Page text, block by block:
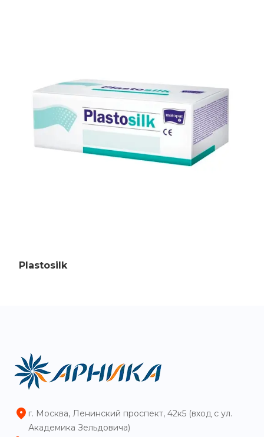
Каталог
Сотрудничество
Как купить
Контакты
Plastosilk
г. Москва, Ленинский проспект, 42к5 (вход с ул.
Академика Зельдовича)